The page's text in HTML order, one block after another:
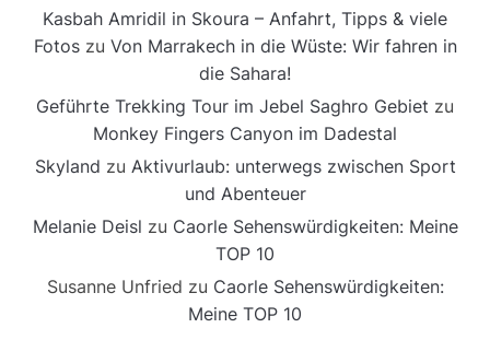
Kasbah Amridil in Skoura – Anfahrt, Tipps & viele
Fotoszu Von Marrakech in die Wüste: Wir fahren in
die Sahara!
Geführte Trekking Tour im Jebel Saghro Gebiet zu
Monkey Fingers Canyon im Dadestal
Skyland zu Aktivurlaub: unterwegs zwischen Sport
und Abenteuer
Melanie Deisl zu Caorle Sehenswürdigkeiten: Meine
TOP 10
Susanne Unfried zu Caorle Sehenswürdigkeiten:
Meine TOP 10